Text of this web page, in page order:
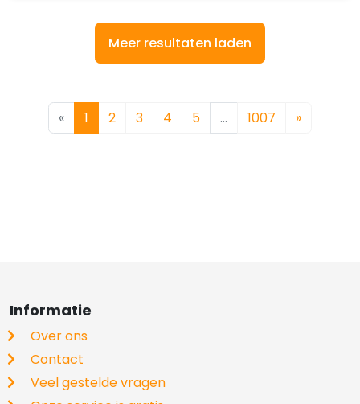
Meer resultaten laden
« 1 2 3 4 5 … 1007 »
Informatie
Over ons
Contact
Veel gestelde vragen